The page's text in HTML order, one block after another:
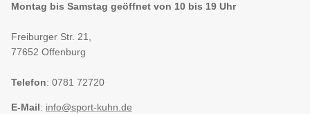
Montag bis Samstag geöffnet von 10 bis 19 Uhr
Freiburger Str. 21,
77652 Offenburg
Telefon: 0781 72720
E-Mail: info@sport-kuhn.de